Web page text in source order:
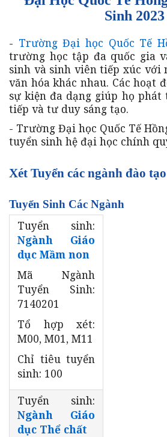
Sinh 2023
- Trường Đại học Quốc Tế
trường học tập đa quốc gia
sinh và sinh viên tiếp xúc với
văn hóa khác nhau. Các hoạt
sự kiện đa dạng giúp họ
tiếp và tư duy sáng tạo.
- Trường Đại học Quốc Tế
tuyển sinh hệ đại học chính
Xét Tuyển các ngành đào
Tuyển Sinh Các Ngành
Tuyển sinh:
Ngành Giáo
dục Mầm non
Mã Ngành
Tuyển Sinh:
7140201
Tổ hợp xét:
M00, M01, M11
Chỉ tiêu tuyển
sinh: 100
Tuyển sinh:
Ngành Giáo
dục Thể chất